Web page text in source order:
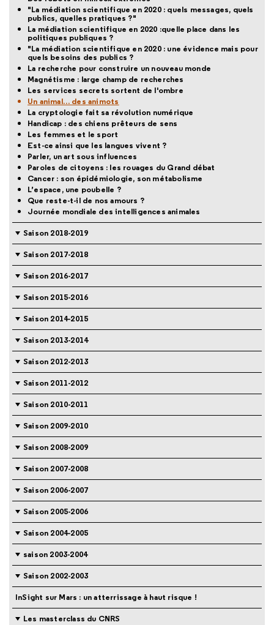
"La médiation scientifique en 2020 : quels messages, quels
publics, quelles pratiques ?"
La médiation scientifique en 2020 :quelle place dans les
politiques publiques ?
"La médiation scientifique en 2020 : une évidence mais pour
quels besoins des publics ?
La recherche pour construire un nouveau monde
Magnétisme : large champ de recherches
Les services secrets sortent de l'ombre
Un animal… des animots
La cryptologie fait sa révolution numérique
Handicap : des chiens prêteurs de sens
Les femmes et le sport
Est-ce ainsi que les langues vivent ?
Parler, un art sous influences
Paroles de citoyens : les rouages du Grand débat
Cancer : son épidémiologie, son métabolisme
L’espace, une poubelle ?
Que reste-t-il de nos amours ?
Journée mondiale des intelligences animales
Saison 2018-2019
Saison 2017-2018
Saison 2016-2017
Saison 2015-2016
Saison 2014-2015
Saison 2013-2014
Saison 2012-2013
Saison 2011-2012
Saison 2010-2011
Saison 2009-2010
Saison 2008-2009
Saison 2007-2008
Saison 2006-2007
Saison 2005-2006
Saison 2004-2005
saison 2003-2004
Saison 2002-2003
InSight sur Mars : un atterrissage à haut risque !
Les masterclass du CNRS